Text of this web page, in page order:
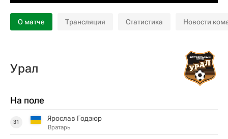
О матче Трансляция Статистика Новости
Урал
На поле
31 Ярослав Годзюр
Вратарь